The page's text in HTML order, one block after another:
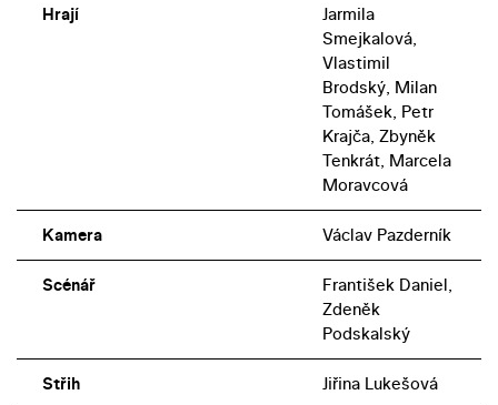
Hrají
Jarmila
Smejkalová,
Vlastimil
Brodský, Milan
Tomášek, Petr
Krajča, Zbyněk
Tenkrát, Marcela
Moravcová
Kamera Václav Pazderník
Scénář
František Daniel,
Zdeněk
Podskalský
Střih Jiřina Lukešová